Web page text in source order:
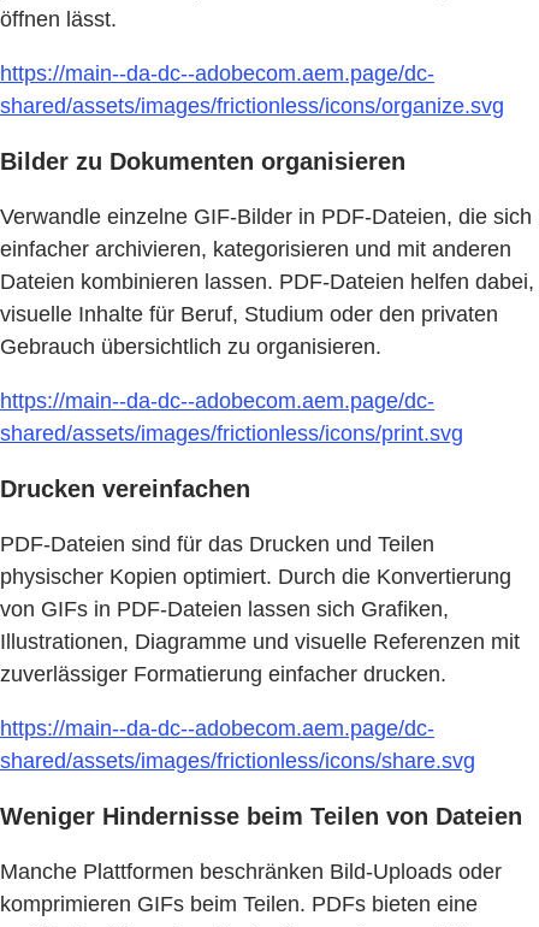
öffnen lässt.
https://main--da-dc--adobecom.aem.page/dc-
shared/assets/images/frictionless/icons/organize.svg
Bilder zu Dokumenten organisieren
Verwandle einzelne GIF-Bilder in PDF-Dateien, die sich
einfacher archivieren, kategorisieren und mit anderen
Dateien kombinieren lassen. PDF-Dateien helfen dabei,
visuelle Inhalte für Beruf, Studium oder den privaten
Gebrauch übersichtlich zu organisieren.
https://main--da-dc--adobecom.aem.page/dc-
shared/assets/images/frictionless/icons/print.svg
Drucken vereinfachen
PDF-Dateien sind für das Drucken und Teilen
physischer Kopien optimiert. Durch die Konvertierung
von GIFs in PDF-Dateien lassen sich Grafiken,
Illustrationen, Diagramme und visuelle Referenzen mit
zuverlässiger Formatierung einfacher drucken.
https://main--da-dc--adobecom.aem.page/dc-
shared/assets/images/frictionless/icons/share.svg
Weniger Hindernisse beim Teilen von Dateien
Manche Plattformen beschränken Bild-Uploads oder
komprimieren GIFs beim Teilen. PDFs bieten eine